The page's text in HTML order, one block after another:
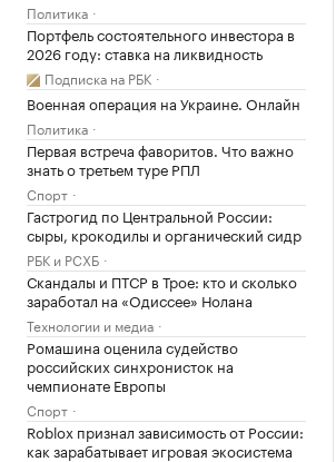
Политика
Портфель состоятельного инвестора в
2026 году: ставка на ликвидность
Подписка на РБК
Военная операция на Украине. Онлайн
Политика
Первая встреча фаворитов. Что важно
знать о третьем туре РПЛ
Спорт
Гастрогид по Центральной России:
сыры, крокодилы и органический сидр
РБК и РСХБ
Скандалы и ПТСР в Трое: кто и сколько
заработал на «Одиссее» Нолана
Технологии и медиа
Ромашина оценила судейство
российских синхронисток на
чемпионате Европы
Спорт
Roblox признал зависимость от России:
как зарабатывает игровая экосистема